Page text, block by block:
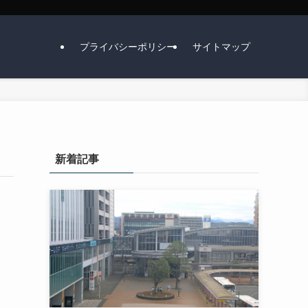
プライバシーポリシー サイトマップ
新着記事